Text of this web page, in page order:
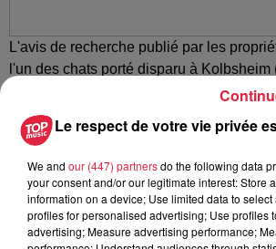
L'avis de recherche publié par les
l'un des chats porté disparu à
Publié : 6 octobre 2021 à 9h00 - Modifié :
à 13h40 Rédaction
Le respect de votre vie privée
We and our (447) partnersdo the following data
your consent and/or our legitimate interest: Store
information on a device; Use limited data to
profiles for personalised advertising; Use profiles
advertising; Measure advertising performance;